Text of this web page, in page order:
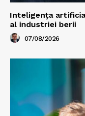
Inteligența
al industriei berii
07/08/2026